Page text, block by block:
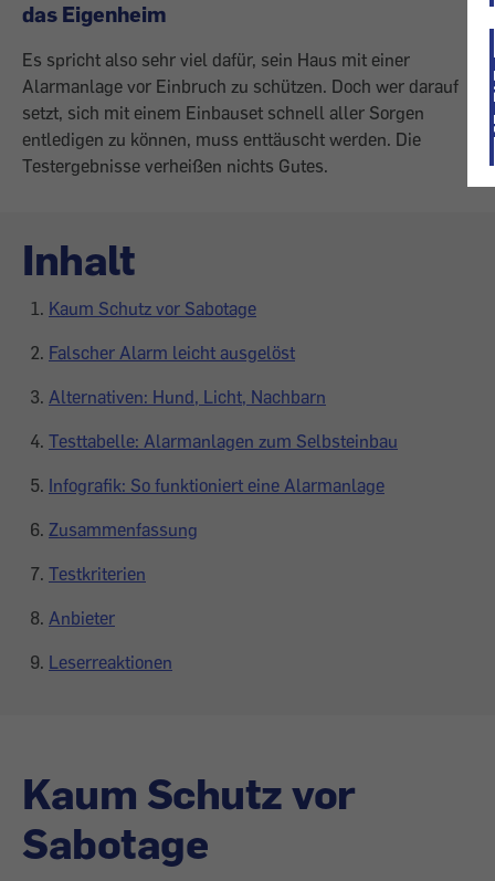
das Eigenheim
Es spricht also sehr viel dafür, sein Haus mit einer
Alarmanlage vor Einbruch zu schützen. Doch wer darauf
setzt, sich mit einem Einbauset schnell aller Sorgen
entledigen zu können, muss enttäuscht werden. Die
Testergebnisse verheißen nichts Gutes.
Inhalt
Kaum Schutz vor Sabotage
Falscher Alarm leicht ausgelöst
Alternativen: Hund, Licht, Nachbarn
Testtabelle: Alarmanlagen zum Selbsteinbau
Infografik: So funktioniert eine Alarmanlage
Zusammenfassung
Testkriterien
Anbieter
Leserreaktionen
Kaum Schutz vor
Sabotage